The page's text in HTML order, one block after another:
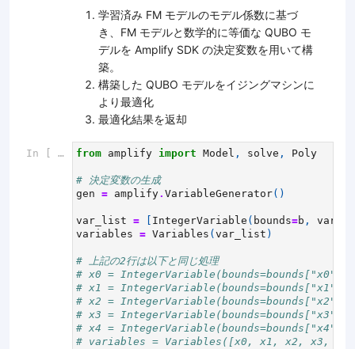
学習済み FM モデルのモデル係数に基づ
き、FM モデルと数学的に等価な QUBO モ
デルを Amplify SDK の決定変数を用いて構
築。
構築した QUBO モデルをイジングマシンに
より最適化
最適化結果を返却
In [ ]: from amplify import Model , solve , Poly
# 決定変数の生成
gen = amplify. VariableGenerator()
var_list = IntegerVariable ( bounds=b ,
variables = Variables ( var_list )
# 上記の2行は以下と同じ処理
# x0 = IntegerVariable(bounds=bounds["x0"],
# x1 = IntegerVariable(bounds=bounds["x1"],
# x2 = IntegerVariable(bounds=bounds["x2"],
# x3 = IntegerVariable(bounds=bounds["x3"],
# x4 = IntegerVariable(bounds=bounds["x4"],
# variables = Variables([x0, x1, x2, x3,